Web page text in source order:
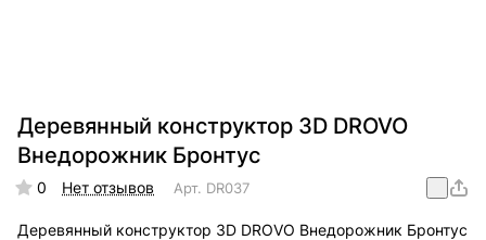
Деревянный конструктор 3D DROVO
Внедорожник Бронтус
0 Нет отзывов Арт. DR037
Деревянный конструктор 3D DROVO Внедорожник Бронтус